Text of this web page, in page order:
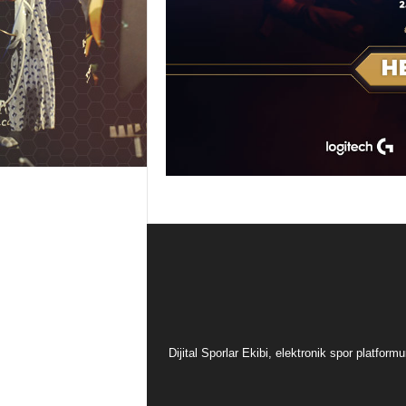
Dijital Sporlar Ekibi, elektronik spor